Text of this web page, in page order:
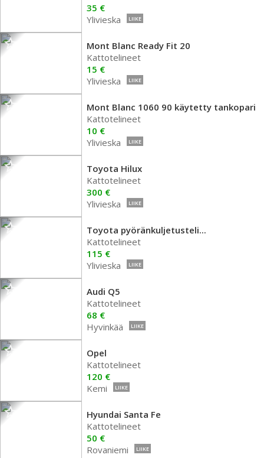
35 €
Ylivieska
LIIKE
Mont Blanc Ready Fit 20
Kattotelineet
15 €
Ylivieska
LIIKE
Mont Blanc 1060 90 käytetty tankopari
Kattotelineet
10 €
Ylivieska
LIIKE
Toyota Hilux
Kattotelineet
300 €
Ylivieska
LIIKE
Toyota pyöränkuljetusteli...
Kattotelineet
115 €
Ylivieska
LIIKE
Audi Q5
Kattotelineet
68 €
Hyvinkää
LIIKE
Opel
Kattotelineet
120 €
Kemi
LIIKE
Hyundai Santa Fe
Kattotelineet
50 €
Rovaniemi
LIIKE